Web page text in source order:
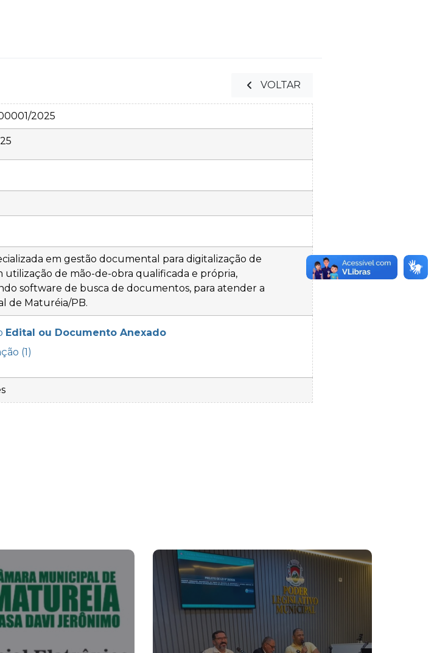
VOLTAR
2025
em gestão documental para digitalização de
utilização de mão-de-obra qualificada e própria,
software de busca de documentos, para atender a
de Maturéia/PB.
Edital ou Documento Anexado
(1)